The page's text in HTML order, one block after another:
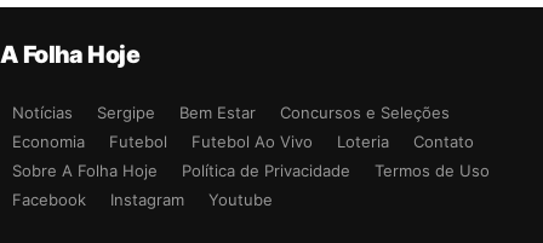
A Folha Hoje
Notícias Sergipe Bem Estar
Concursos e Seleções
Economia
Futebol Futebol Ao Vivo Loteria
Contato
Sobre A Folha Hoje
Política de Privacidade
Termos de Uso
Facebook
Instagram Youtube